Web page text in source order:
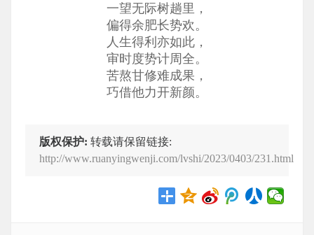
一望无际树趟里，
偏得余肥长势欢。
人生得利亦如此，
审时度势计周全。
苦熬甘修难成果，
巧借他力开新颜。
版权保护: 转载请保留链接:
http://www.ruanyingwenji.com/lvshi/2023/0403/231.html